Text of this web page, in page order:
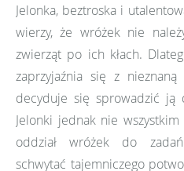
Jelonka, beztroska i
wierzy, że wróżek nie
zwierząt po ich kłach.
zaprzyjaźnia się z
decyduje się sprowadzić ją
Jelonki jednak nie
oddział wróżek do
schwytać tajemniczego